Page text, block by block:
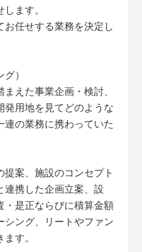
ます。
お任せする業務を決定し
）
えた事業企画・検討、
発用地を見てどのような
連の業務に携わっていた
案、施設のコンセプト
連携した企画立案、設
・是正ならびに積算金額
シング、リートやファン
す。